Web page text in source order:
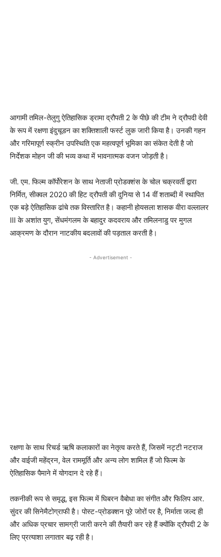
आगामी तमिल-तेलुगु ऐतिहासिक ड्रामा द्रौपती 2 के पीछे की टीम ने द्रौपदी देवी
के रूप में रक्षणा इंदुचूडन का शक्तिशाली फर्स्ट लुक जारी किया है। उनकी गहन
और गरिमापूर्ण स्क्रीन उपस्थिति एक महत्वपूर्ण भूमिका का संकेत देती है जो
निर्देशक मोहन जी की भव्य कथा में भावनात्मक वजन जोड़ती है।
जी. एम. फिल्म कॉर्पोरेशन के साथ नेताजी प्रोडक्शंस के चोल चक्रवर्ती द्वारा
निर्मित, सीक्वल 2020 की हिट द्रौपती की दुनिया से 14 वीं शताब्दी में स्थापित
एक बड़े ऐतिहासिक ढांचे तक विस्तारित है। कहानी होयसला शासक वीरा वल्लालर
III के अशांत युग, सेंधमंगलम के बहादुर कदवराय और तमिलनाडु पर मुगल
आक्रमण के दौरान नाटकीय बदलावों की पड़ताल करती है।
- Advertisement -
रक्षणा के साथ रिचर्ड ऋषि कलाकारों का नेतृत्व करते हैं, जिसमें नट्टी नटराज
और वाईजी महेंद्रन, वेल राममूर्ति और अन्य लोग शामिल हैं जो फिल्म के
ऐतिहासिक पैमाने में योगदान दे रहे हैं।
तकनीकी रूप से समृद्ध, इस फिल्म में घिबरन वैबोधा का संगीत और फिलिप आर.
सुंदर की सिनेमैटोग्राफी है। पोस्ट-प्रोडक्शन पूरे जोरों पर है, निर्माता जल्द ही
और अधिक प्रचार सामग्री जारी करने की तैयारी कर रहे हैं क्योंकि द्रौपदी 2 के
लिए प्रत्याशा लगातार बढ़ रही है।